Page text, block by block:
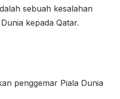
sebuah kesalahan
kepada Qatar.
penggemar Piala Dunia